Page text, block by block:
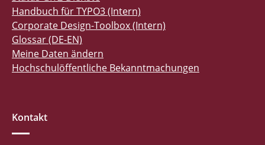
Handbuch für TYPO3 (Intern)
Corporate Design-Toolbox (Intern)
Glossar (DE-EN)
Meine Daten ändern
Hochschulöffentliche Bekanntmachungen
Kontakt